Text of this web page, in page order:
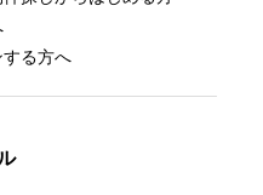
る方へ